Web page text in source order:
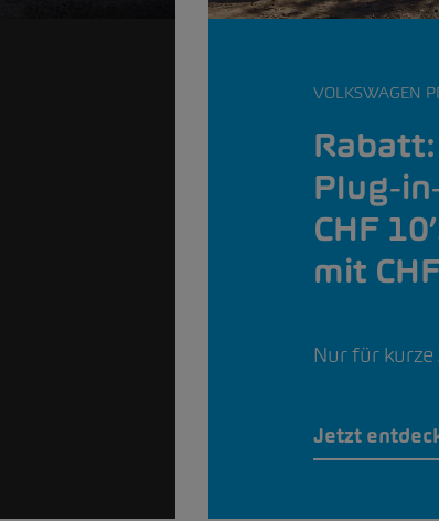
VOLKSWAGEN
CHF
mit
Nur für kurze
Jetzt